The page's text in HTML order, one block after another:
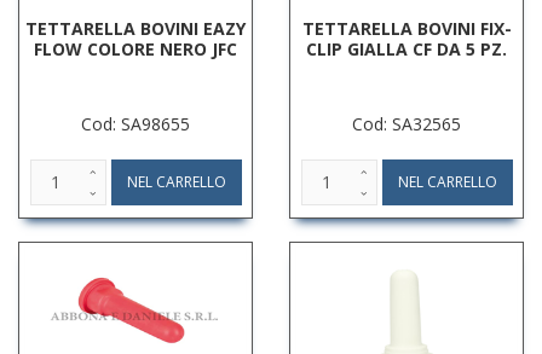
TETTARELLA BOVINI EAZY
FLOW COLORE NERO JFC
Cod: SA98655
TETTARELLA BOVINI FIX-
CLIP GIALLA CF DA 5 PZ.
Cod: SA32565